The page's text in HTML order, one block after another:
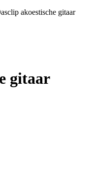
akoestische gitaar
gitaar